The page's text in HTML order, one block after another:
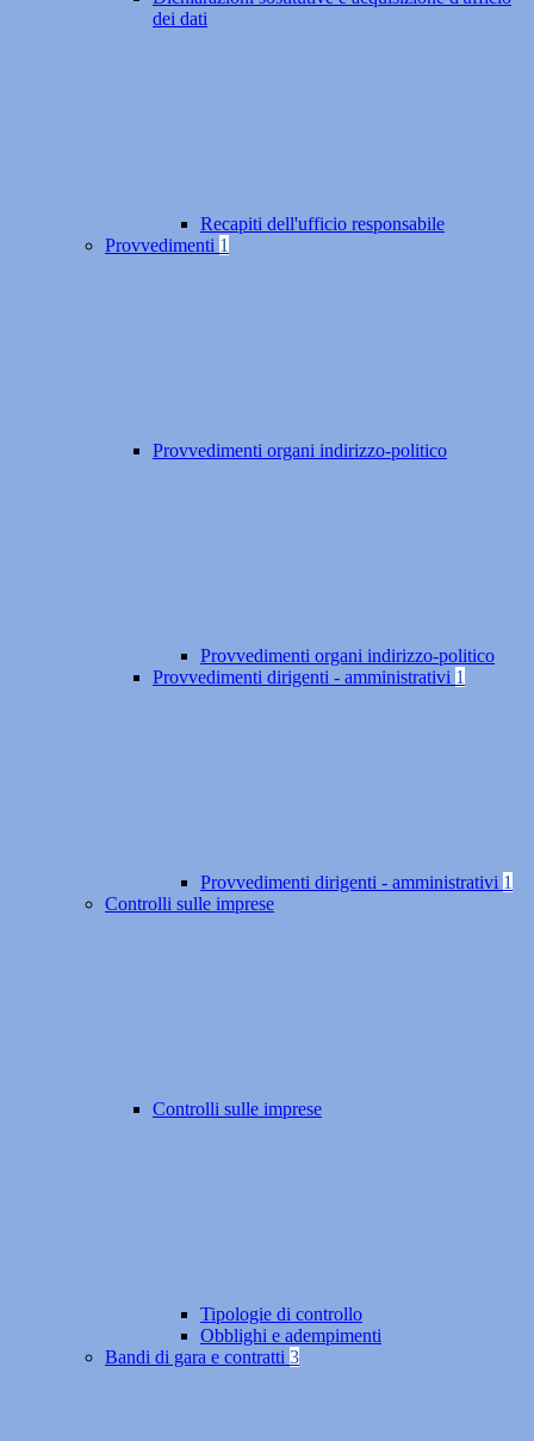
dei dati
Recapiti dell'ufficio responsabile
Provvedimenti 1
Provvedimenti organi indirizzo-politico
Provvedimenti organi indirizzo-politico
Provvedimenti dirigenti - amministrativi 1
Provvedimenti dirigenti - amministrativi 1
Controlli sulle imprese
Controlli sulle imprese
Tipologie di controllo
Obblighi e adempimenti
Bandi di gara e contratti 3